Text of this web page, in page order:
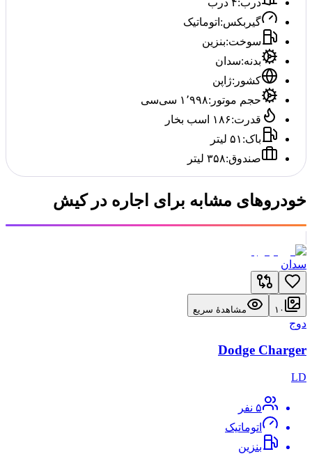
گیربکس: اتوماتیک
سوخت:بنزین
بدنه:سدان
کشور :ژاپن
حجم موتور :۱٬۹۹۸ سی‌سی
قدرت:۱۸۶ اسب بخار
باک: ۵۱ لیتر
صندوق:۳۵۸ لیتر
خودروهای مشابه برای اجاره در کیش
سدان
۱۰ مشاهدهٔ سریع
دوج
Dodge Charger
LD
۵ نفر
اتوماتیک
بنزین